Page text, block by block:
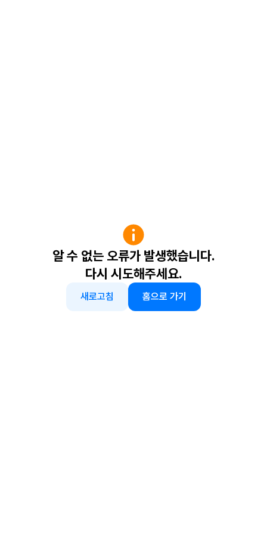
알 수 없는 오류가 발생했습니다.
다시 시도해주세요.
새로고침 홈으로 가기